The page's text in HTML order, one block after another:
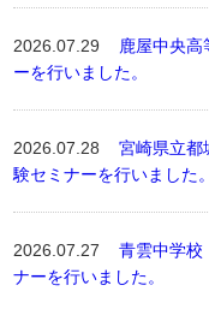
2026.07.29
鹿屋中央
ーを行いました。
2026.07.28宮崎県立都
験セミナーを行いました。
2026.07.27青雲中学校
ナーを行いました。